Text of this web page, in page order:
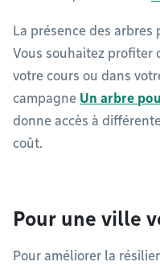
La présence des arbres
Vous souhaitez profiter
votre cours ou dans
campagne Un arbre
donne accès à
coût.
Pour une ville
Pour améliorer la